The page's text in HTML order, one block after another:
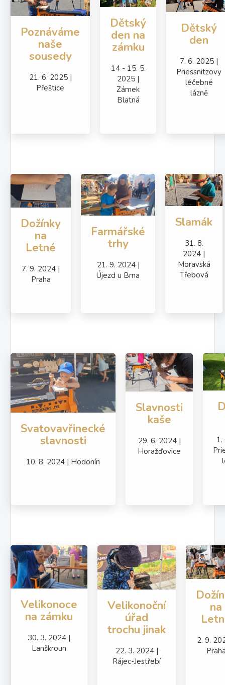
Poznáváme
naše
sousedy
21. 6. 2025 |
Přeštice
Dětský
den na
zámku
14 - 15. 5.
2025 |
Zámek
Blatná
Dětský
den
7. 6. 2025 |
Priessnitzovy
léčebné
lázně
Dožínky
na
Letné
7. 9. 2024 |
Praha
Farmářské
trhy
21. 9. 2024 |
Újezd u Brna
Slamák
31. 8.
2024 |
Moravská
Třebová
Svatovavřinecké
slavnosti
10. 8. 2024 | Hodonín
Slavnosti
kaše
29. 6. 2024 |
Horažďovice
1.
Velikonoce
na zámku
30. 3. 2024 |
Lanškroun
Velikonoční
úřad
trochu jinak
22. 3. 2024 |
Rájec-Jestřebí
na
2. 9.